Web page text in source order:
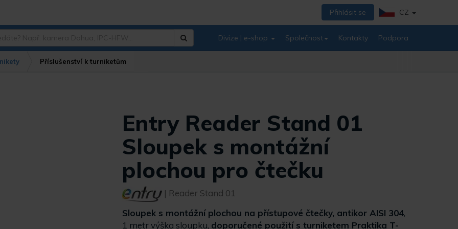
Přihlásit se CZ
Divize | e-shop Společnost Kontakty Podpora
Příslušenství k turniketům
Entry Reader Stand 01
Sloupek s montážní
plochou pro čtečku
| Reader Stand 01
Sloupek s montážní plochou na přístupové čtečky, antikor AISI 304,
1 metr výška sloupku, doporučené použití s turniketem Praktika T-